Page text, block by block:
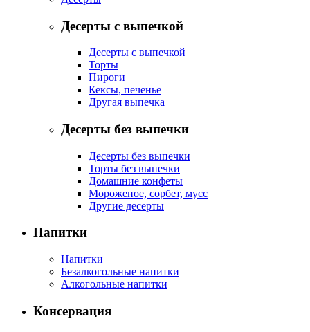
Десерты с выпечкой
Десерты с выпечкой
Торты
Пироги
Кексы, печенье
Другая выпечка
Десерты без выпечки
Десерты без выпечки
Торты без выпечки
Домашние конфеты
Мороженое, сорбет, мусс
Другие десерты
Напитки
Напитки
Безалкогольные напитки
Алкогольные напитки
Консервация